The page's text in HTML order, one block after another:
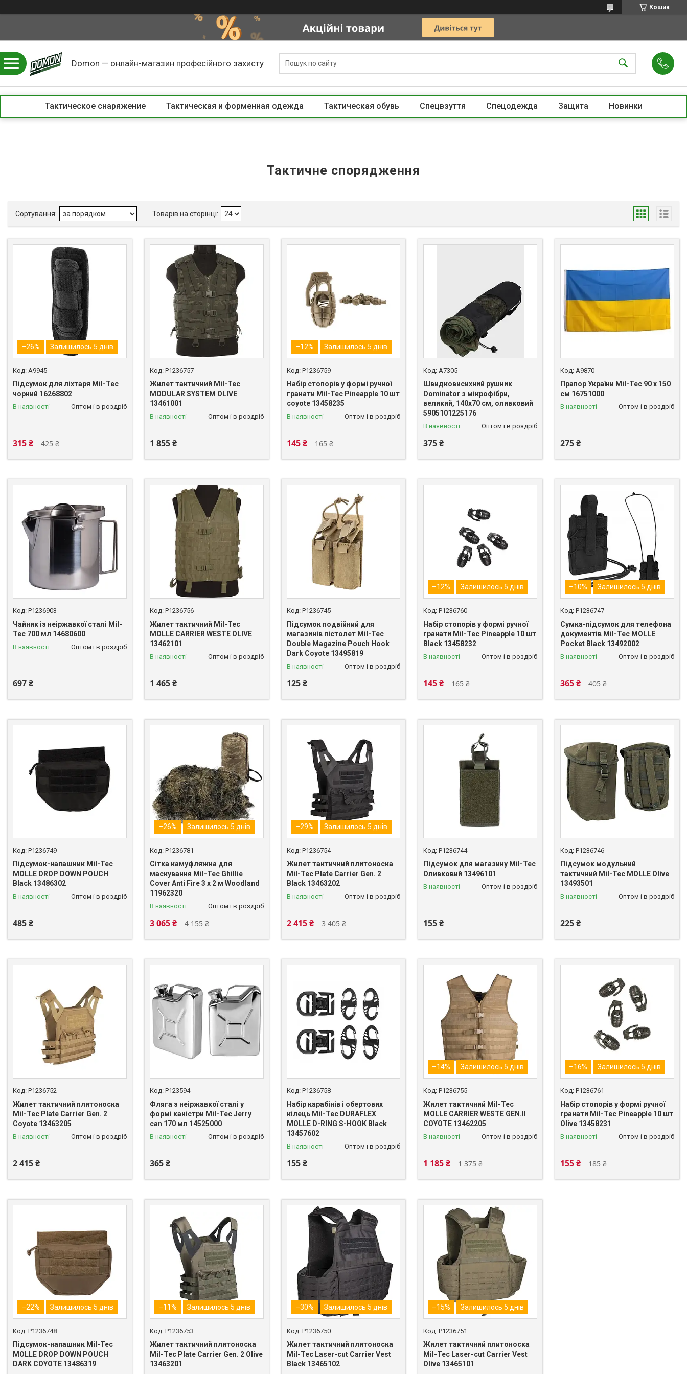
Кошик
Domon — онлайн-магазин професійного захисту
Тактическое снаряжение Тактическая и форменная одежда Тактическая обувь Спецвзуття Спецодежда Защита Новинки
Тактичне спорядження
–26% Залишилось 5 днів
A9945
Підсумок для ліхтаря Mil-Tec
чорний 16268802
В наявності Оптом і в роздріб
425 ₴
315 ₴
P1236757
Жилет тактичний Mil-Tec
MODULAR SYSTEM OLIVE
13461001
В наявності Оптом і в роздріб
1 855 ₴
–12% Залишилось 5 днів
P1236759
Набір стопорів у формі ручної
гранати Mil-Tec Pineapple 10 шт
coyote 13458235
В наявності Оптом і в роздріб
165 ₴
145 ₴
A7305
Швидковисихний рушник
Dominator з мікрофібри,
великий, 140x70 см, оливковий
5905101225176
В наявності Оптом і в роздріб
375 ₴
A9870
Прапор України Mil-Tec 90 x 150
см 16751000
В наявності Оптом і в роздріб
275 ₴
P1236903
Чайник із неіржавкої сталі Mil-
Tec 700 мл 14680600
В наявності Оптом і в роздріб
697 ₴
P1236756
Жилет тактичний Mil-Tec
MOLLE CARRIER WESTE OLIVE
13462101
В наявності Оптом і в роздріб
1 465 ₴
P1236745
Підсумок подвійний для
магазинів пістолет Mil-Tec
Double Magazine Pouch Hook
Dark Coyote 13495819
В наявності Оптом і в роздріб
125 ₴
–12% Залишилось 5 днів
P1236760
Набір стопорів у формі ручної
гранати Mil-Tec Pineapple 10 шт
Black 13458232
В наявності Оптом і в роздріб
165 ₴
145 ₴
–10% Залишилось 5 днів
P1236747
Сумка-підсумок для телефона
документів Mil-Tec MOLLE
Pocket Black 13492002
В наявності Оптом і в роздріб
405 ₴
365 ₴
P1236749
Підсумок-напашник Mil-Tec
MOLLE DROP DOWN POUCH
Black 13486302
В наявності Оптом і в роздріб
485 ₴
–26% Залишилось 5 днів
P1236781
Сітка камуфляжна для
маскування Mil-Tec Ghillie
Cover Anti Fire 3 x 2 м Woodland
11962320
В наявності Оптом і в роздріб
4 155 ₴
3 065 ₴
–29% Залишилось 5 днів
P1236754
Жилет тактичний плитоноска
Mil-Tec Plate Carrier Gen. 2
Black 13463202
В наявності Оптом і в роздріб
3 405 ₴
2 415 ₴
P1236744
Підсумок для магазину Mil-Tec
Оливковий 13496101
В наявності Оптом і в роздріб
155 ₴
P1236746
Підсумок модульний
тактичний Mil-Tec MOLLE Olive
13493501
В наявності Оптом і в роздріб
225 ₴
P1236752
Жилет тактичний плитоноска
Mil-Tec Plate Carrier Gen. 2
Coyote 13463205
В наявності Оптом і в роздріб
2 415 ₴
P123594
Фляга з неіржавкої сталі у
формі каністри Mil-Tec Jerry
can 170 мл 14525000
В наявності Оптом і в роздріб
365 ₴
P1236758
Набір карабінів і обертових
кілець Mil-Tec DURAFLEX
MOLLE D-RING S-HOOK Black
13457602
В наявності Оптом і в роздріб
155 ₴
–14% Залишилось 5 днів
P1236755
Жилет тактичний Mil-Tec
MOLLE CARRIER WESTE GEN.II
COYOTE 13462205
В наявності Оптом і в роздріб
1 375 ₴
1 185 ₴
–16% Залишилось 5 днів
P1236761
Набір стопорів у формі ручної
гранати Mil-Tec Pineapple 10 шт
Olive 13458231
В наявності Оптом і в роздріб
185 ₴
155 ₴
–22% Залишилось 5 днів
P1236748
Підсумок-напашник Mil-Tec
MOLLE DROP DOWN POUCH
DARK COYOTE 13486319
–11% Залишилось 5 днів
P1236753
Жилет тактичний плитоноска
Mil-Tec Plate Carrier Gen. 2 Olive
13463201
–30% Залишилось 5 днів
P1236750
Жилет тактичний плитоноска
Mil-Tec Laser-cut Carrier Vest
Black 13465102
–15% Залишилось 5 днів
P1236751
Жилет тактичний плитоноска
Mil-Tec Laser-cut Carrier Vest
Olive 13465101